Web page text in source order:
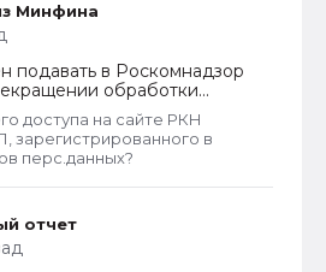
Минфина
подавать в Роскомнадзор
обработки
доступа на сайте РКН
зарегистрированного в
перс.данных?
отчет